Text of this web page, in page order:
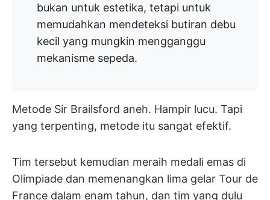
bukan untuk estetika, tetapi untuk
memudahkan mendeteksi butiran debu
kecil yang mungkin mengganggu
mekanisme sepeda.
Metode Sir Brailsford aneh. Hampir lucu. Tapi
yang terpenting, metode itu sangat efektif.
Tim tersebut kemudian meraih medali emas di
Olimpiade dan memenangkan lima gelar Tour de
France dalam enam tahun, dan tim yang dulu